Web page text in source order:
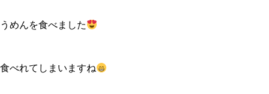
めんを食べました
べれてしまいますね